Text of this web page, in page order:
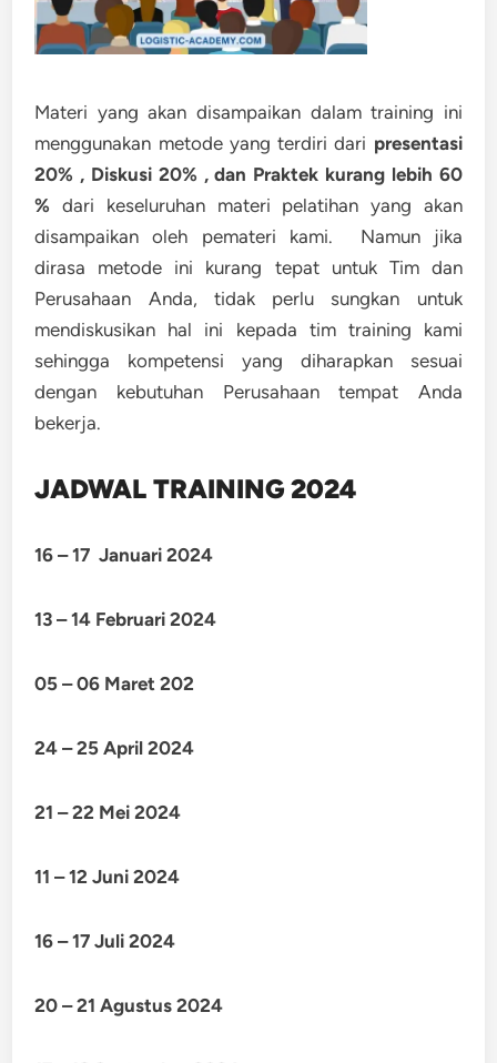
Materi yang akan disampaikan dalam training ini
menggunakan metode yang terdiri dari presentasi
20% , Diskusi 20% , dan Praktek kurang lebih 60
% dari keseluruhan materi pelatihan yang akan
disampaikan oleh pemateri kami. Namun jika
dirasa metode ini kurang tepat untuk Tim dan
Perusahaan Anda, tidak perlu sungkan untuk
mendiskusikan hal ini kepada tim training kami
sehingga kompetensi yang diharapkan sesuai
dengan kebutuhan Perusahaan tempat Anda
bekerja.
JADWAL TRAINING 2024
16 – 17 Januari 2024
13 – 14 Februari 2024
05 – 06 Maret 202
24 – 25 April 2024
21 – 22 Mei 2024
11 – 12 Juni 2024
16 – 17 Juli 2024
20 – 21 Agustus 2024